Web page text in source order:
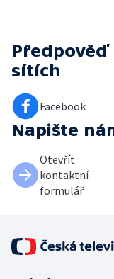
Předpověď
sítích
Facebook
Napište
Otevřít
kontaktní
formulář